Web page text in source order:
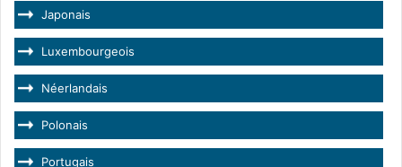
Japonais
Luxembourgeois
Néerlandais
Polonais
Portugais